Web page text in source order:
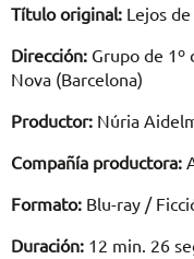
Título original: Lejos de
Dirección: Grupo de 1º
Nova (Barcelona)
Productor: Núria
Compañía productora:
Formato: Blu-ray /
Duración: 12 min. 26